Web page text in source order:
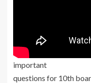
important
questions for 10th